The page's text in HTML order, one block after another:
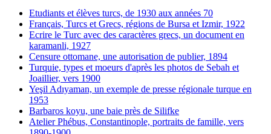
Etudiants et élèves turcs, de 1930 aux années 70
Français, Turcs et Grecs, régions de Bursa et Izmir, 1922
Ecrire le Turc avec des caractères grecs, un document en
karamanli, 1927
Censure ottomane, une autorisation de publier, 1894
Turquie, types et moeurs d'après les photos de Sebah et
Joaillier, vers 1900
Yeşil Adıyaman, un exemple de presse régionale turque en
1953
Barbaros koyu, une baie près de Silifke
Atelier Phébus, Constantinople, portraits de famille, vers